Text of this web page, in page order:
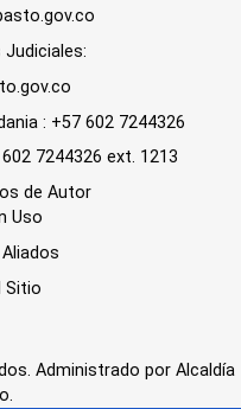
: +57 602 7244326
7244326 ext. 1213
de Autor
Uso
Sitio
Administrado por Alcaldía